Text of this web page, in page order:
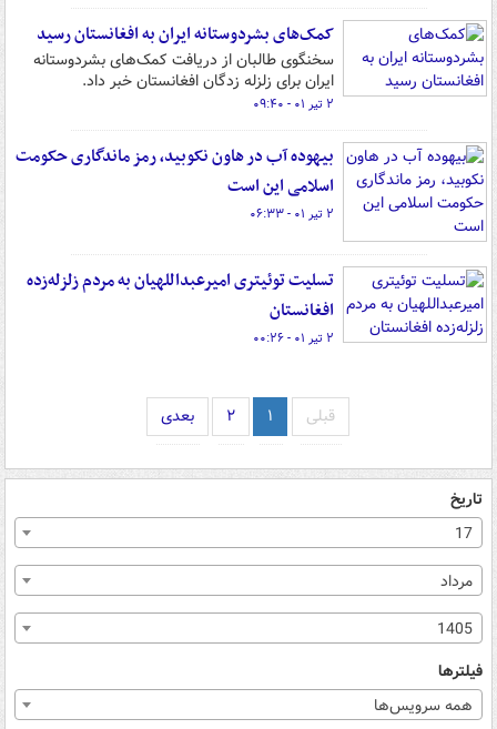
کمک‌های بشردوستانه ایران به افغانستان رسید
سخنگوی طالبان از دریافت کمک‌های بشردوستانه
ایران برای زلزله زدگان افغانستان خبر داد.
۲ تیر ۰۱ - ۰۹:۴۰
بیهوده آب در هاون نکوبید، رمز ماندگاری حکومت
اسلامی این است
۲ تیر ۰۱ - ۰۶:۳۳
تسلیت توئیتری امیرعبداللهیان به مردم زلزله‌زده
افغانستان
۲ تیر ۰۱ - ۰۰:۲۶
قبلی ۱ ۲ بعدی
تاریخ
17
مرداد
1405
فیلترها
همه سرویس‌ها